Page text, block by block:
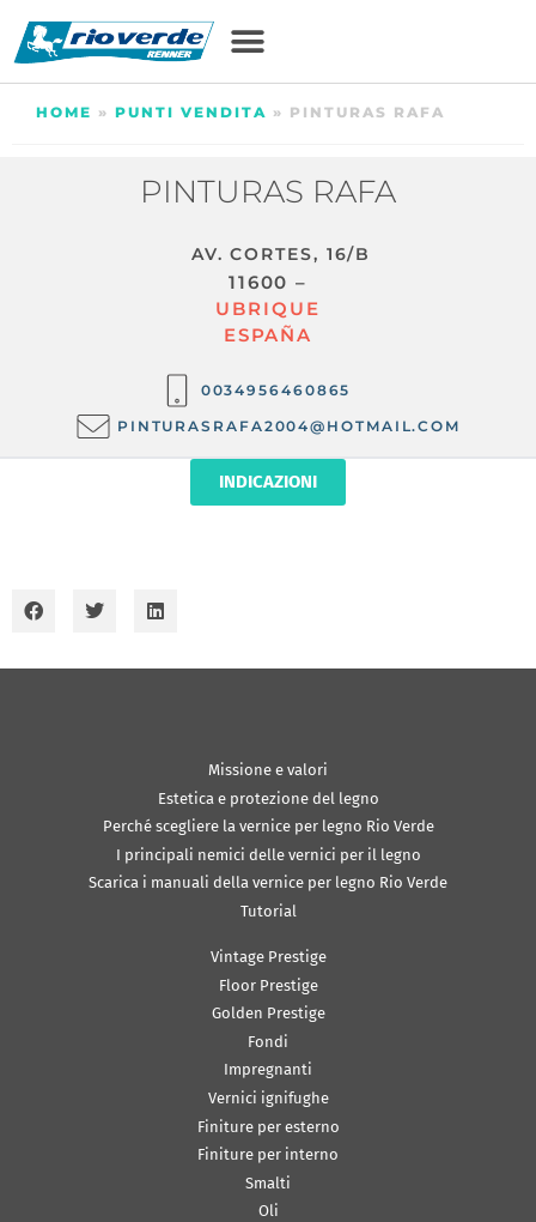
HOME » PUNTI VENDITA » PINTURAS RAFA
PINTURAS RAFA
AV. CORTES, 16/B
11600 –
UBRIQUE
ESPAÑA
0034956460865
PINTURASRAFA2004@HOTMAIL.COM
INDICAZIONI
Missione e valori
Estetica e protezione del legno
Perché scegliere la vernice per legno Rio Verde
I principali nemici delle vernici per il legno
Scarica i manuali della vernice per legno Rio Verde
Tutorial
Vintage Prestige
Floor Prestige
Golden Prestige
Fondi
Impregnanti
Vernici ignifughe
Finiture per esterno
Finiture per interno
Smalti
Oli